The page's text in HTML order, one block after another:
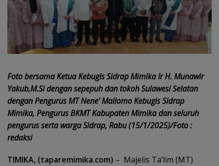
Foto bersama Ketua Kebugis Sidrap Mimika Ir H. Munawir
Yakub,M.Si dengan sepepuh dan tokoh Sulawesi Selatan
dengan Pengurus MT Nene’ Mallomo Kebugis Sidrap
Mimika, Pengurus BKMT Kabupaten Mimika dan seluruh
pengurus serta warga Sidrap, Rabu (15/1/2025)/Foto :
redaksi
TIMIKA, (taparemimika.com) – Majelis Ta’lim (MT)